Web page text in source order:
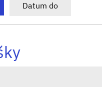
Datum do